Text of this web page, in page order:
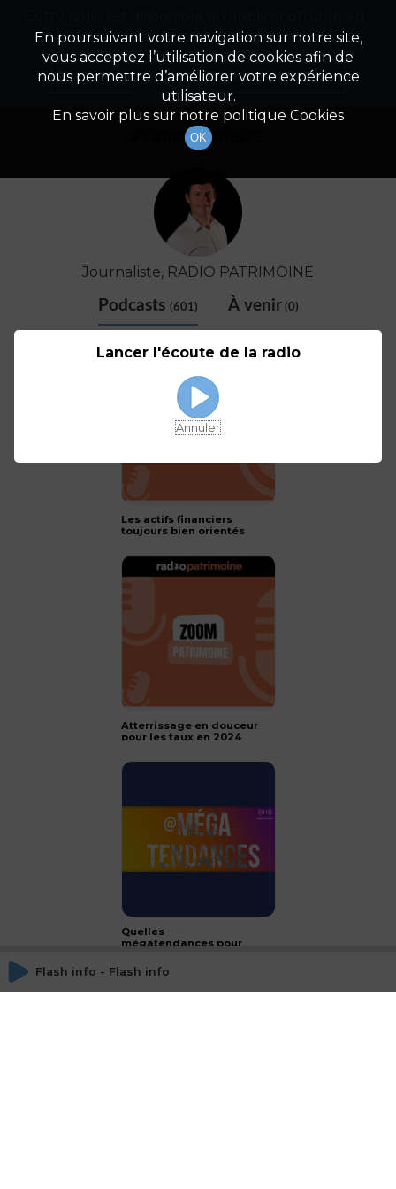
Détail De L'animateur
FABRICE COUSTE
Journaliste, RADIO PATRIMOINE
Podcasts (601) À venir(0)
Les actifs financiers
toujours bien orientés
Atterrissage en douceur
pour les taux en 2024
Quelles
mégatendances pour
Flash info - Flash info
En poursuivant votre navigation sur notre site,
vous acceptez l’utilisation de cookies afin de
nous permettre d’améliorer votre expérience
utilisateur.
En savoir plus sur notre politique Cookies
OK
Appuyez ci-dessous pour l'installer.
Non merci Télécharger l'application
Lancer l'écoute de la radio
Annuler